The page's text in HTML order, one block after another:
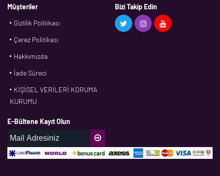
BMS
CDF
DPH
Müşteriler
Gizlilik Politikası
Çerez Politikası
Hakkımızda
İade Süreci
KİŞİSEL VERİLERİ KORUMA
KURUMU
Bizi Takip Edin
E-Bültene Kayıt Olun